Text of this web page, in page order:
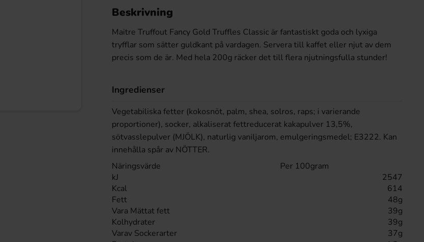
Beskrivning
Maitre Truffout Fancy Gold Truffles Classic är fantastiskt goda och lyxiga
tryfflar som sätter guldkant på vardagen. Servera till kaffet eller njut av dem
precis som de är. Med hela 200g räcker det till flera njutningsfulla stunder!
Ingredienser
Vegetabiliska fetter (kokosnöt, palm, shea, solros, raps; i varierande
proportioner), socker, alkaliserat fettreducerat kakapulver 13,5%,
sötvasslepulver (MJÖLK), naturlig vaniljarom, emulgeringsmedel; E3222. Kan
innehålla spår av NÖTTER.
Näringsvärde
Per 100gram
kJ
2547
Kcal
614
Fett
48g
Vara Mättat fett
39g
Kolhydrater
39g
Varav Sockerarter
37g